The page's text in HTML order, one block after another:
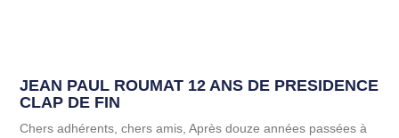
JEAN PAUL ROUMAT 12 ANS DE PRESIDENCE
CLAP DE FIN
Chers adhérents, chers amis, Après douze années passées à